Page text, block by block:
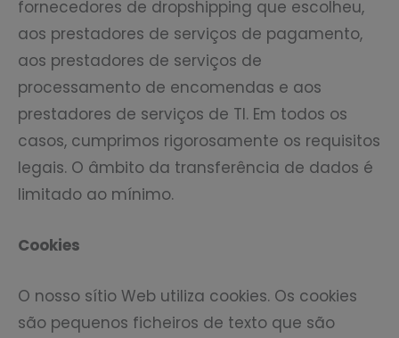
fornecedores de dropshipping que escolheu,
aos prestadores de serviços de pagamento,
aos prestadores de serviços de
processamento de encomendas e aos
prestadores de serviços de TI. Em todos os
casos, cumprimos rigorosamente os requisitos
legais. O âmbito da transferência de dados é
limitado ao mínimo.
Cookies
O nosso sítio Web utiliza cookies. Os cookies
são pequenos ficheiros de texto que são